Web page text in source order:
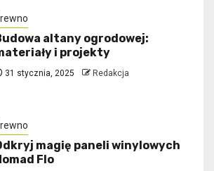
altany ogrodowej:
i projekty
31 stycznia, 2025 Redakcja
magię paneli winylowych
Flo